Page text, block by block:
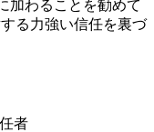
加わることを勧めて
る力強い信任を裏づ
者